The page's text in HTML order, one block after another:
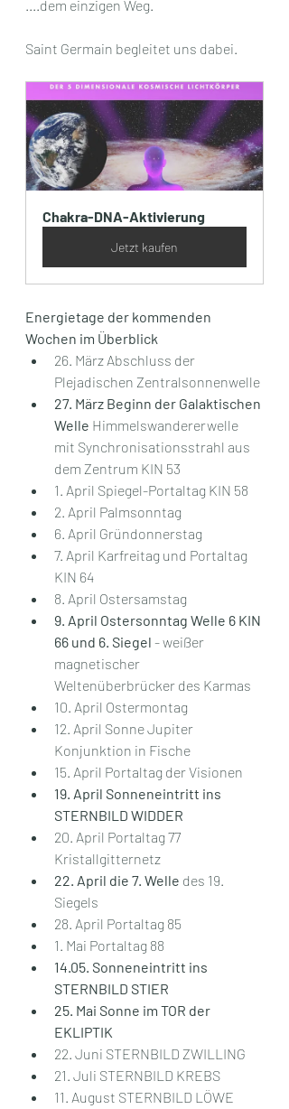
....dem einzigen Weg.
Saint Germain begleitet uns dabei.
Chakra-DNA-Aktivierung
Jetzt kaufen
Energietage der kommenden
Wochen im Überblick
26. März Abschluss der
Plejadischen Zentralsonnenwelle
27. März Beginn der Galaktischen
Welle Himmelswandererwelle
mit Synchronisationsstrahl aus
dem Zentrum KIN 53
1. April Spiegel-Portaltag KIN 58
2. April Palmsonntag
6. April Gründonnerstag
7. April Karfreitag und Portaltag
KIN 64
8. April Ostersamstag
9. April Ostersonntag Welle 6 KIN
66 und 6. Siegel - weißer
magnetischer
Weltenüberbrücker des Karmas
10. April Ostermontag
12. April Sonne Jupiter
Konjunktion in Fische
15. April Portaltag der Visionen
19. April Sonneneintritt ins
STERNBILD WIDDER
20. April Portaltag 77
Kristallgitternetz
22. April die 7. Welle des 19.
Siegels
28. April Portaltag 85
1. Mai Portaltag 88
14.05. Sonneneintritt ins
STERNBILD STIER
25. Mai Sonne im TOR der
EKLIPTIK
22. Juni STERNBILD ZWILLING
21. Juli STERNBILD KREBS
11. August STERNBILD LÖWE